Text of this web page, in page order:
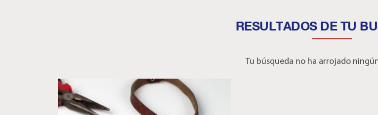
RESULTADOS DE TU
Tu búsqueda no ha arrojado